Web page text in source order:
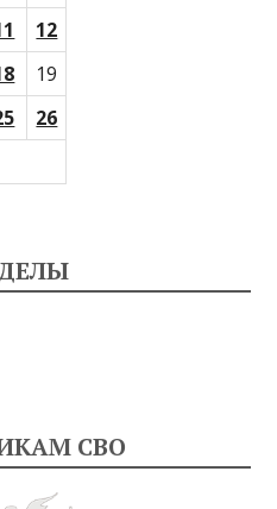
12
19
26
СВО